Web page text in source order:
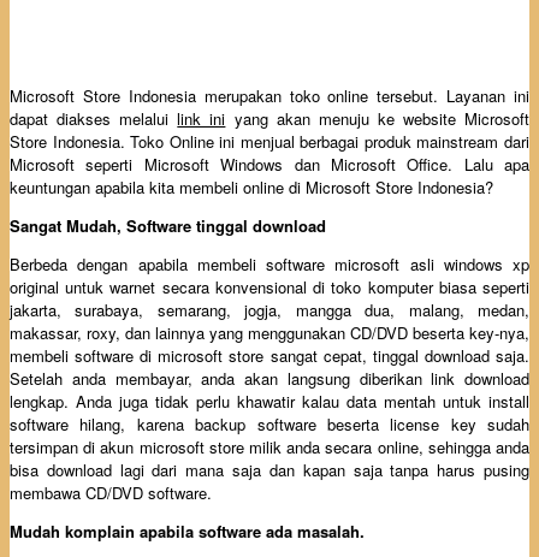
Microsoft Store Indonesia merupakan toko online tersebut. Layanan ini
dapat diakses melaluilink ini yang akan menuju ke website Microsoft
Store Indonesia. Toko Online ini menjual berbagai produk mainstream dari
Microsoft seperti Microsoft Windows dan Microsoft Office. Lalu apa
keuntungan apabila kita membeli online di Microsoft Store Indonesia?
Sangat Mudah, Software tinggal download
Berbeda dengan apabila membeli software microsoft asli windows xp
original untuk warnet secara konvensional di toko komputer biasa seperti
jakarta, surabaya, semarang, jogja, mangga dua, malang, medan,
makassar, roxy, dan lainnya yang menggunakan CD/DVD beserta key-nya,
membeli software di microsoft store sangat cepat, tinggal download saja.
Setelah anda membayar, anda akan langsung diberikan link download
lengkap. Anda juga tidak perlu khawatir kalau data mentah untuk install
software hilang, karena backup software beserta license key sudah
tersimpan di akun microsoft store milik anda secara online, sehingga anda
bisa download lagi dari mana saja dan kapan saja tanpa harus pusing
membawa CD/DVD software.
Mudah komplain apabila software ada masalah.